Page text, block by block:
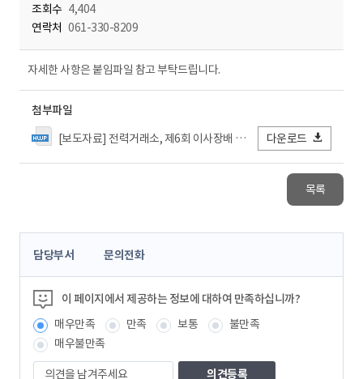
조회수 4,404
연락처 061-330-8209
자세한 사항은 붙임파일 참고 부탁드립니다.
첨부파일
[보도자료] 전력거래소, 제6회 이사장배 다문화다녀 그림대회 '내가 그린 물, 숲, 땅' 성료.hwp
다운로드
목록
콘
츠
정
보
책
임
자
담당부서 문의전화
이 페이지에서 제공하는 정보에 대하여 만족하십니까?
매우만족
만족 보통
불만족
매우불만족
의